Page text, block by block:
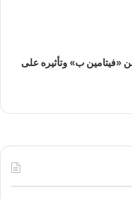
«فيتامين ب» وتأثيره على